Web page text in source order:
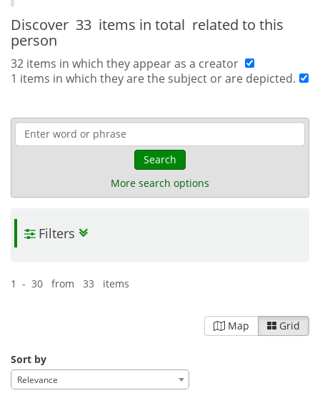
Discover 33 items in total related to this
person
32 items in which they appear as a creator
1 items in which they are the subject or are depicted.
Search
More search options
Filters
1 - 30 from 33 items
Map Grid
Sort by
Relevance